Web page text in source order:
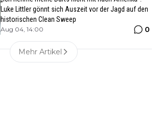
Luke Littler gönnt sich Auszeit vor der Jagd auf den
historischen Clean Sweep
Aug 04, 14:00 0
Mehr Artikel